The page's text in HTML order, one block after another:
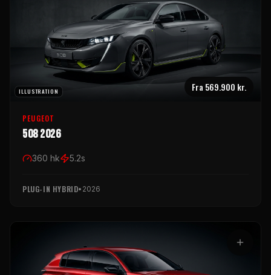
ILLUSTRATION Fra 569.900 kr.
PEUGEOT
508 2026
360 hk 5.2s
PLUG-IN HYBRID• 2026